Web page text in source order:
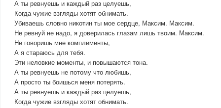
А ты ревнуешь и каждый раз целуешь,
Когда чужие взгляды хотят обнимать.
Убиваешь словно никотин ты мое сердце, Максим. Максим.
Не ревнуй не надо, я доверилась глазам лишь твоим. Максим.
Не говоришь мне комплименты,
А я стараюсь для тебя.
Эти неловкие моменты, и повышаются тона.
А ты ревнуешь не потому что любишь,
А просто ты боишься меня потерять.
А ты ревнуешь и каждый раз целуешь,
Когда чужие взгляды хотят обнимать.